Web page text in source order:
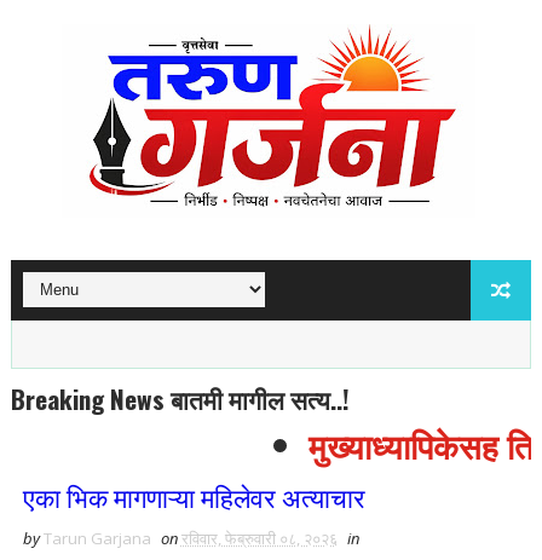
Breaking News बातमी मागील सत्य..!
मुख्याध्यापिकेसह
एका भिक मागणाऱ्या महिलेवर अत्याचार
byTarun Garjana onरविवार, फेब्रुवारी ०८, २०२६ in